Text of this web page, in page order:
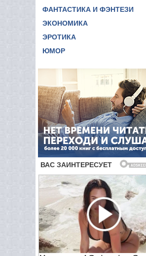
ФАНТАСТИКА И ФЭНТЕЗИ
ЭКОНОМИКА
ЭРОТИКА
ЮМОР